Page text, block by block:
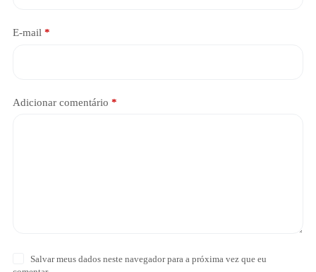
E-mail*
Adicionar comentário *
Salvar meus dados neste navegador para a próxima vez que eu